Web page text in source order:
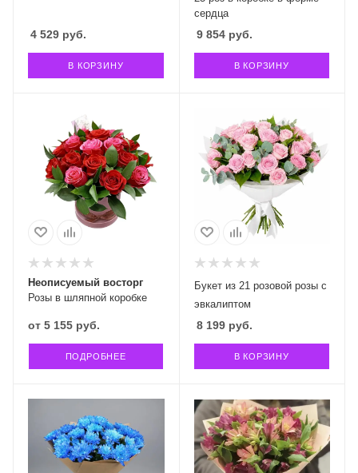
4 529 руб.
В КОРЗИНУ
сердца
9 854руб.
В КОРЗИНУ
Розы в шляпной коробке
Неописуемый восторг
от 5 155 руб.
ПОДРОБНЕЕ
Букет из 21 розовой розы с
эвкалиптом
8 199руб.
В КОРЗИНУ